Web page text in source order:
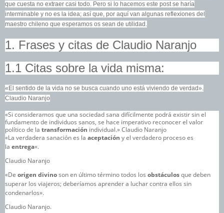
que cuesta no extraer casi todo. Pero si lo hacemos este post se haría
interminable y no es la idea; así que, por aquí van algunas reflexiones del
maestro chileno que esperamos os sean de utilidad.
1. Frases y citas de Claudio Naranjo
1.1 Citas sobre la vida misma:
«El sentido de la vida no se busca cuando uno está viviendo de verdad».
Claudio Naranjo
«Si consideramos que una sociedad sana difícilmente podrá existir sin el
fundamento de individuos sanos, se hace imperativo reconocer el valor
político de la transformación individual.»Claudio Naranjo
«La verdadera sanación es la aceptación y el verdadero proceso es
la entrega«.
Claudio Naranjo
«De origen divinoson en último término todos los obstáculosque deben
superar los viajeros; deberíamos aprender a luchar contra ellos sin
condenarlos».
Claudio Naranjo.